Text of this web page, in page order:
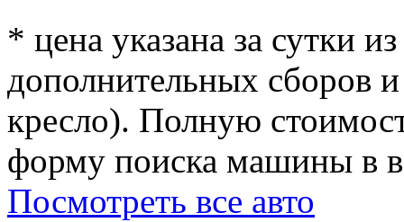
* цена указана за сутки
дополнительных сборов
кресло). Полную
форму поиска машины в
Посмотреть все авто